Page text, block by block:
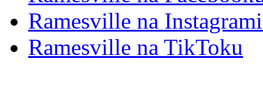
Ramesville na
Ramesville na TikToku